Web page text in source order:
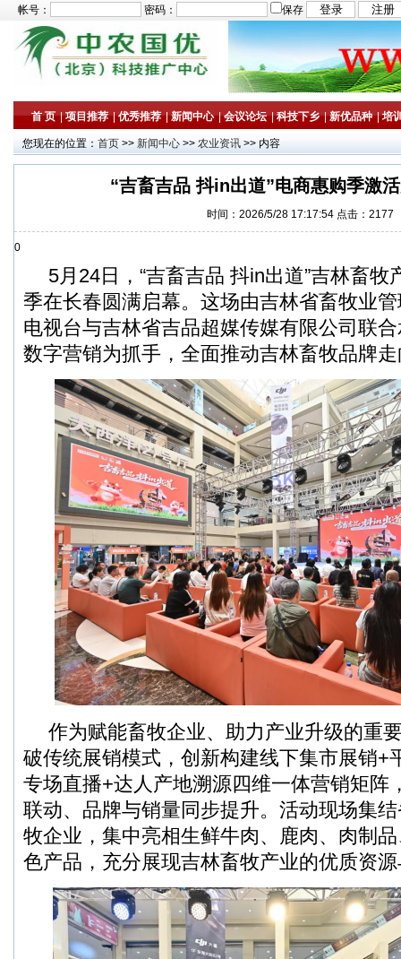
帐号： 密码： 保存
首 页 |项目推荐 |优秀推荐 |新闻中心 |会议论坛 |科技下乡 |新优品种 |培
您现在的位置： 首页 >> 新闻中心 >> 农业资讯 >> 内容
“吉畜吉品 抖in出道”电商惠购季激
时间：2026/5/28 17:17:54 点击：2177
0
5月24日，“吉畜吉品 抖in出道”吉林畜
季在长春圆满启幕。这场由吉林省畜牧业
电视台与吉林省吉品超媒传媒有限公司联
数字营销为抓手，全面推动吉林畜牧品牌
作为赋能畜牧企业、助力产业升级的重
破传统展销模式，创新构建线下集市展销+
专场直播+达人产地溯源四维一体营销矩阵
联动、品牌与销量同步提升。活动现场集
牧企业，集中亮相生鲜牛肉、鹿肉、肉制
色产品，充分展现吉林畜牧产业的优质资